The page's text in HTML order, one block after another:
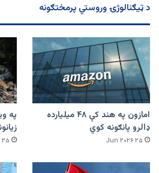
د ټیګنالوژۍ وروستي پرمختګونه
امازون په هند کې ۴۸ میلیارده
ډالرو پانګونه کوي
۲۵ Jun ۲۰۲۶
په
۲۵ Jun ۲۰۲۶